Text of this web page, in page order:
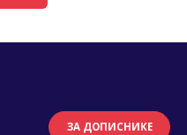
ЗА ДОПИСНИКЕ